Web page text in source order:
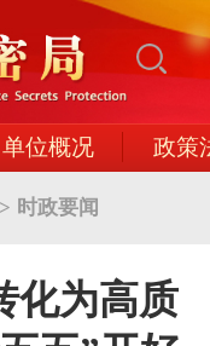
单位概况 政策
时政要闻
化为高质